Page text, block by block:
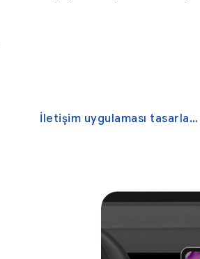
İletişim uygulaması tasarlama